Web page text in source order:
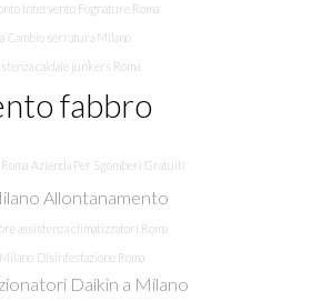
Intervento Fognature Roma
Cambio serratura Milano
caldaie junkers Roma
fabbro
Azienda Per Sgomberi Gratuiti
Allontanamento
assistenza climatizzatori Roma
Disinfestazione Roma
Daikin a Milano